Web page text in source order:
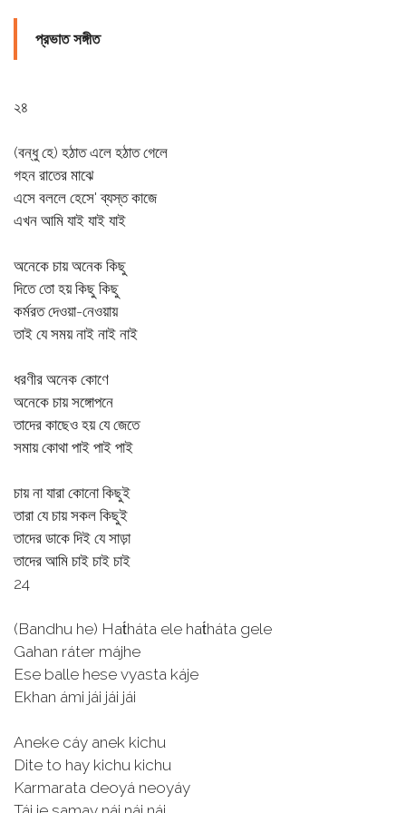
প্রভাত সঙ্গীত
২৪
(বন্ধু হে) হঠাত এলে হঠাত গেলে
গহন রাতের মাঝে
এসে বললে হেসে' ব্যস্ত কাজে
এখন আমি যাই যাই যাই
অনেকে চায় অনেক কিছু
দিতে তো হয় কিছু কিছু
কর্মরত দেওয়া-নেওয়ায়
তাই যে সময় নাই নাই নাই
ধরণীর অনেক কোণে
অনেকে চায় সঙ্গোপনে
তাদের কাছেও হয় যে জেতে
সমায় কোথা পাই পাই পাই
চায় না যারা কোনো কিছুই
তারা যে চায় সকল কিছুই
তাদের ডাকে দিই যে সাড়া
তাদের আমি চাই চাই চাই
24
(Bandhu he) Hat́háta ele hat́háta gele
Gahan ráter májhe
Ese balle hese vyasta káje
Ekhan ámi jái jái jái
Aneke cáy anek kichu
Dite to hay kichu kichu
Karmarata deoyá neoyáy